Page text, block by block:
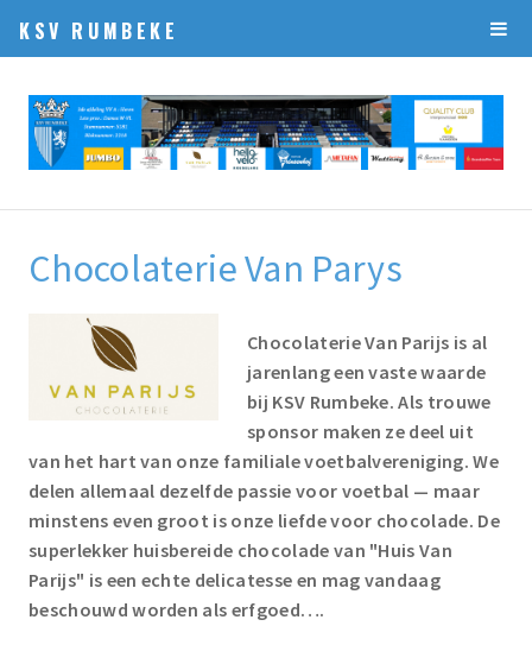
KSV RUMBEKE
Chocolaterie Van Parys
Chocolaterie Van Parijs is al
jarenlang een vaste waarde
bij KSV Rumbeke. Als trouwe
sponsor maken ze deel uit
van het hart van onze familiale voetbalvereniging. We
delen allemaal dezelfde passie voor voetbal — maar
minstens even groot is onze liefde voor chocolade. De
superlekker huisbereide chocolade van "Huis Van
Parijs" is een echte delicatesse en mag vandaag
beschouwd worden als erfgoed….